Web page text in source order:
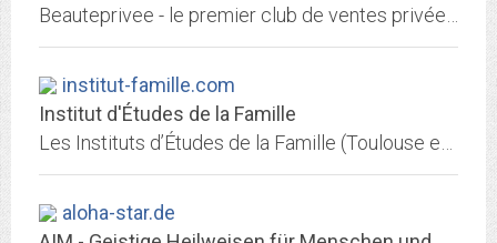
institut-famille.com
Institut d'Études de la Famille
aloha-star.de